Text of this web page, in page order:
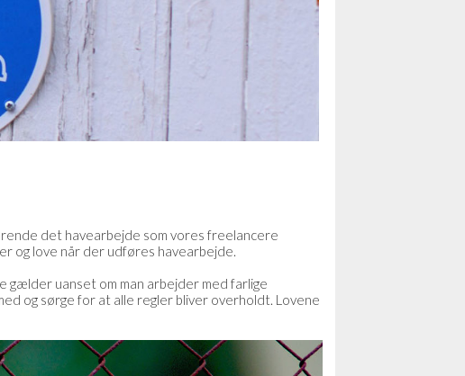
det havearbejde som vores freelancere
og love når der udføres havearbejde.
gælder uanset om man arbejder med farlige
og sørge for at alle regler bliver overholdt. Lovene